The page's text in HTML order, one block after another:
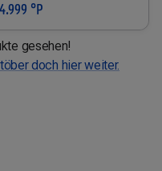
4.999 °P
gesehen!
doch hier weiter.